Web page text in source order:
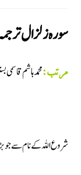
سورہ زلزال
مرتب:محمد ہاشم قاسمى
شروع اللہ کے نام سے جو